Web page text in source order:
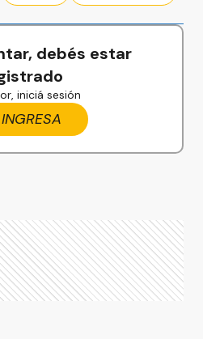
debés estar
iniciá sesión
INGRESA